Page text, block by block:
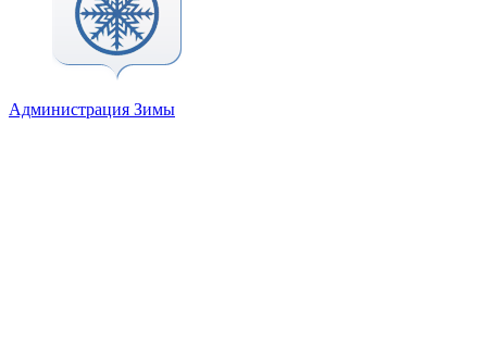
Администрация Зимы